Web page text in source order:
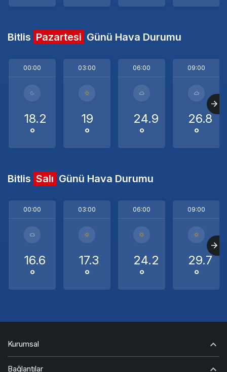
Bitlis Pazartesi Günü Hava Durumu
00:00
18.2
°
03:00
19
°
06:00
24.9
°
09:00
26.8
°
Bitlis Salı Günü Hava Durumu
00:00
16.6
°
03:00
17.3
°
06:00
24.2
°
09:00
29.7
°
Kurumsal
Bağlantılar